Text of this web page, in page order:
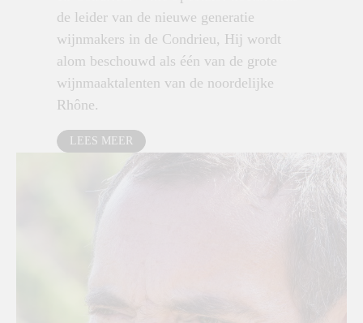
de leider van de nieuwe generatie
wijnmakers in de Condrieu, Hij wordt
alom beschouwd als één van de grote
wijnmaaktalenten van de noordelijke
Rhône.
LEES MEER